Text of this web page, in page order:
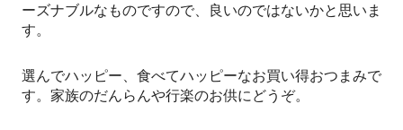
ーズナブルなものですので、良いのではないかと思いま
す。
選んでハッピー、食べてハッピーなお買い得おつまみで
す。家族のだんらんや行楽のお供にどうぞ。